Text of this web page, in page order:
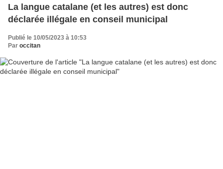
La langue catalane (et les autres) est donc
déclarée illégale en conseil municipal
Publié le 10/05/2023 à 10:53
Par occitan